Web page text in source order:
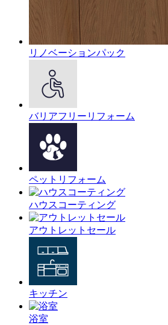
リノベーションパック
バリアフリーリフォーム
ペットリフォーム
ハウスコーティング
アウトレットセール
キッチン
浴室